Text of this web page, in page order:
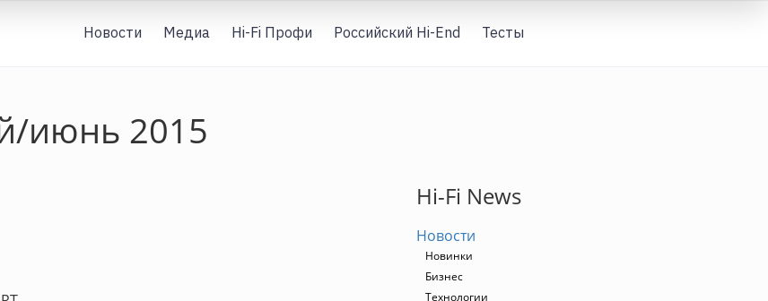
Новости Медиа Hi-Fi Профи Российский Hi-End Тесты
июнь 2015
Hi-Fi News
Новости
Новинки
Бизнес
Технологии